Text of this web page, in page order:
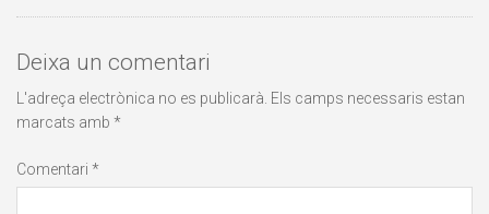
Deixa un comentari
L'adreça electrònica no es publicarà. Els camps necessaris estan
marcats amb *
Comentari *